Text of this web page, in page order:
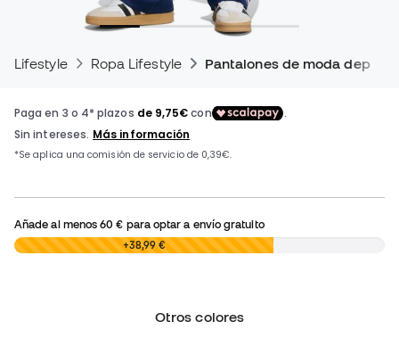
Lifestyle Ropa Lifestyle Pantalones de moda
Añade al menos60 € para optar a envío gratuito
0,00 € +38,99 €
Otros colores